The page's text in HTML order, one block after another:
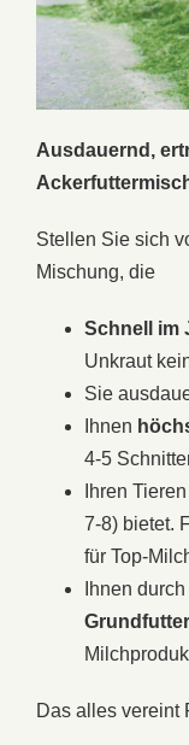
Ausdauernd,
Stellen Sie sich
Mischung, die
Schnell im
Unkraut
Sie
Ihnen
4-5
Ihren Tieren
7-8) bietet.
für Top-
Ihnen
Grundfutter
Das alles vereint